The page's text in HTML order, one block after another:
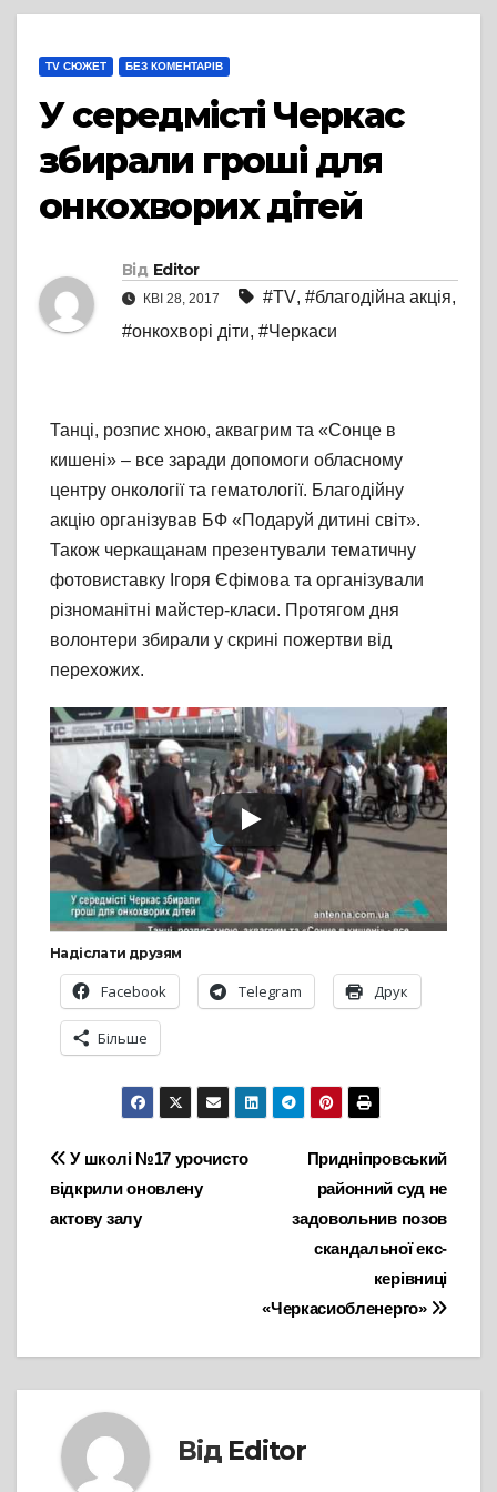
TV СЮЖЕТ БЕЗ КОМЕНТАРІВ
У середмісті Черкас
збирали гроші для
онкохворих дітей
Від Editor
КВІ 28, 2017 #TV, #благодійна акція,
#онкохворі діти, #Черкаси
Танці, розпис хною, аквагрим та «Сонце в
кишені» – все заради допомоги обласному
центру онкології та гематології. Благодійну
акцію організував БФ «Подаруй дитині світ».
Також черкащанам презентували тематичну
фотовиставку Ігоря Єфімова та організували
різноманітні майстер-класи. Протягом дня
волонтери збирали у скрині пожертви від
перехожих.
Надіслати друзям
Facebook Telegram Друк
Більше
Навігація
записів
Придніпровський
районний суд не
задовольнив позов
скандальної екс-
керівниці
«Черкасиобленерго»
У школі №17 урочисто
відкрили оновлену
актову залу
Від Editor